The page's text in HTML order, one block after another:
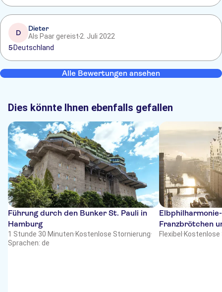
D
Dieter
Als Paar gereist 2. Juli 2022
5 Deutschland
Alle Bewertungen ansehen
Dies könnte Ihnen ebenfalls gefallen
Führung durch den Bunker St. Pauli in
Hamburg
1 Stunde 30 Minuten·Kostenlose Stornierung·
Sprachen: de
Franzbrötchen
Flexibel ·